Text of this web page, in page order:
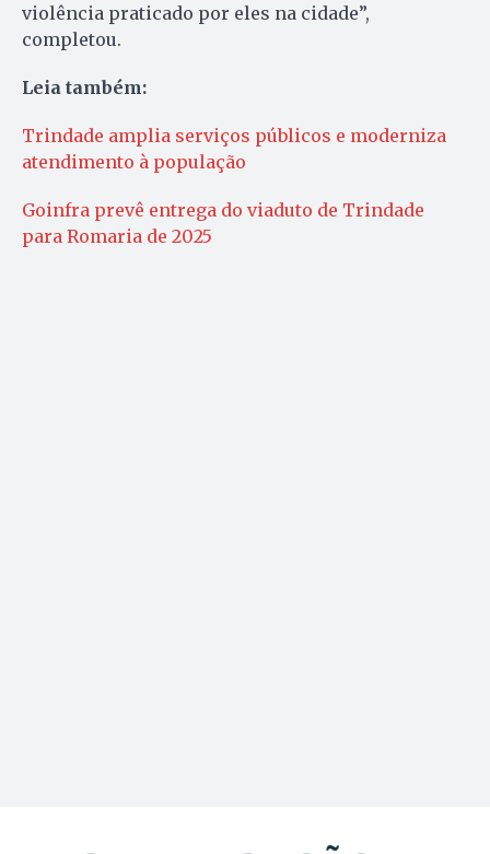
violência praticado por eles na cidade”,
completou.
Leia também:
Trindade amplia serviços públicos e moderniza
atendimento à população
Goinfra prevê entrega do viaduto de Trindade
para Romaria de 2025